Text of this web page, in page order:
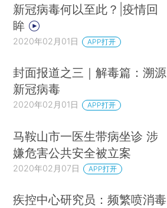
新冠病毒何以至此？|疫情回
眸
2020年02月01日 APP打开
封面报道之三｜解毒篇：溯源
新冠病毒
2020年02月01日 APP打开
马鞍山市一医生带病坐诊 涉
嫌危害公共安全被立案
2020年02月07日 APP打开
疾控中心研究员：频繁喷消毒